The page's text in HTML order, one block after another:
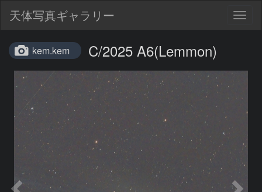
天体写真ギャラリー
kem.kem C/2025 A6(Lemmon)